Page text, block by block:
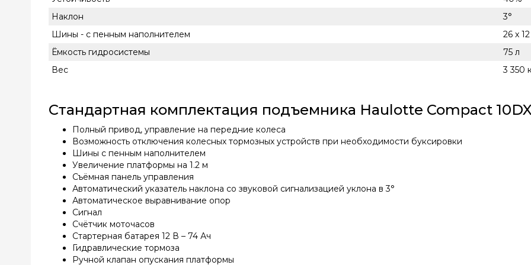
Наклон
3°
Шины - с пенным наполнителем
26 x
Ёмкость гидросистемы
75 л
Вес
3 350
Стандартная комплектация подъемника Haulotte Compact
Полный привод, управление на передние колеса
Возможность отключения колесных тормозных устройств при необходимости буксировки
Шины с пенным наполнителем
Увеличение платформы на 1.2 м
Съёмная панель управления
Автоматический указатель наклона со звуковой сигнализацией уклона в 3°
Автоматическое выравнивание опор
Сигнал
Счётчик моточасов
Стартерная батарея 12 В – 74 Ач
Гидравлические тормоза
Ручной клапан опускания платформы